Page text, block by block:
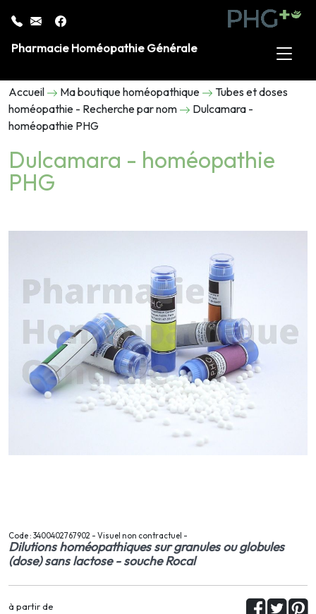
Pharmacie Homéopathie Générale
Accueil Ma boutique homéopathique
Tubes et doses
homéopathie - Recherche par nom
Dulcamara -
homéopathie PHG
Dulcamara - homéopathie
PHG
Code : 3400402767902 - Visuel non contractuel -
Dilutions homéopathiques sur granules ou globules
(dose) sans lactose - souche Rocal
à partir de